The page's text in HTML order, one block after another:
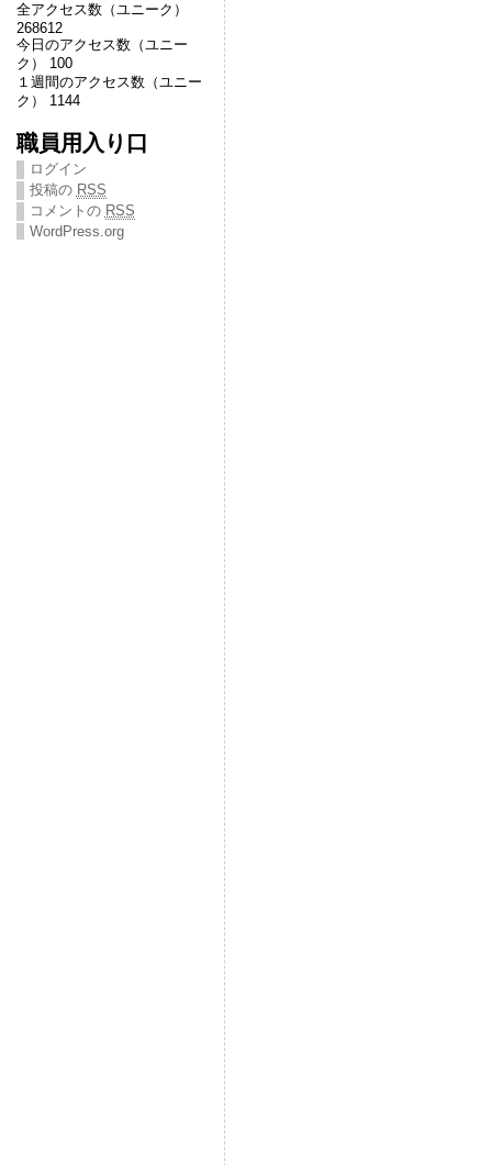
全アクセス数（ユニーク）
268612
今日のアクセス数（ユニー
ク） 100
１週間のアクセス数（ユニー
ク） 1144
職員用入り口
ログイン
投稿の RSS
コメントの RSS
WordPress.org